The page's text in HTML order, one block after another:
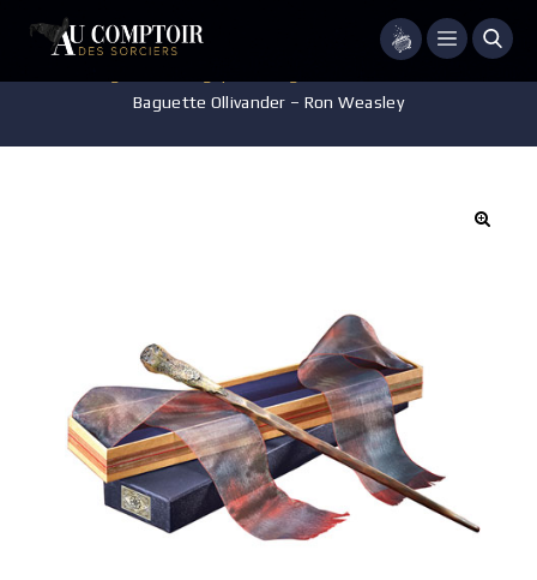
Menu
Baguette Ollivander – Ron Weasley